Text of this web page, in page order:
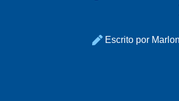
Escrito por